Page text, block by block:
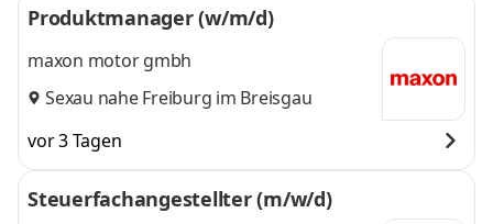
Produktmanager (w/m/d)
maxon motor gmbh
Sexau nahe Freiburg im Breisgau
vor 3 Tagen
Steuerfachangestellter (m/w/d)